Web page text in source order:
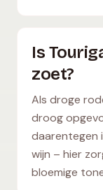
Is
zoet?
Als droge
droog
daarentegen
wijn – hier
bloemige